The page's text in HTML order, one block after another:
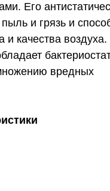
Его
и грязь и
качества воздуха.
вредных